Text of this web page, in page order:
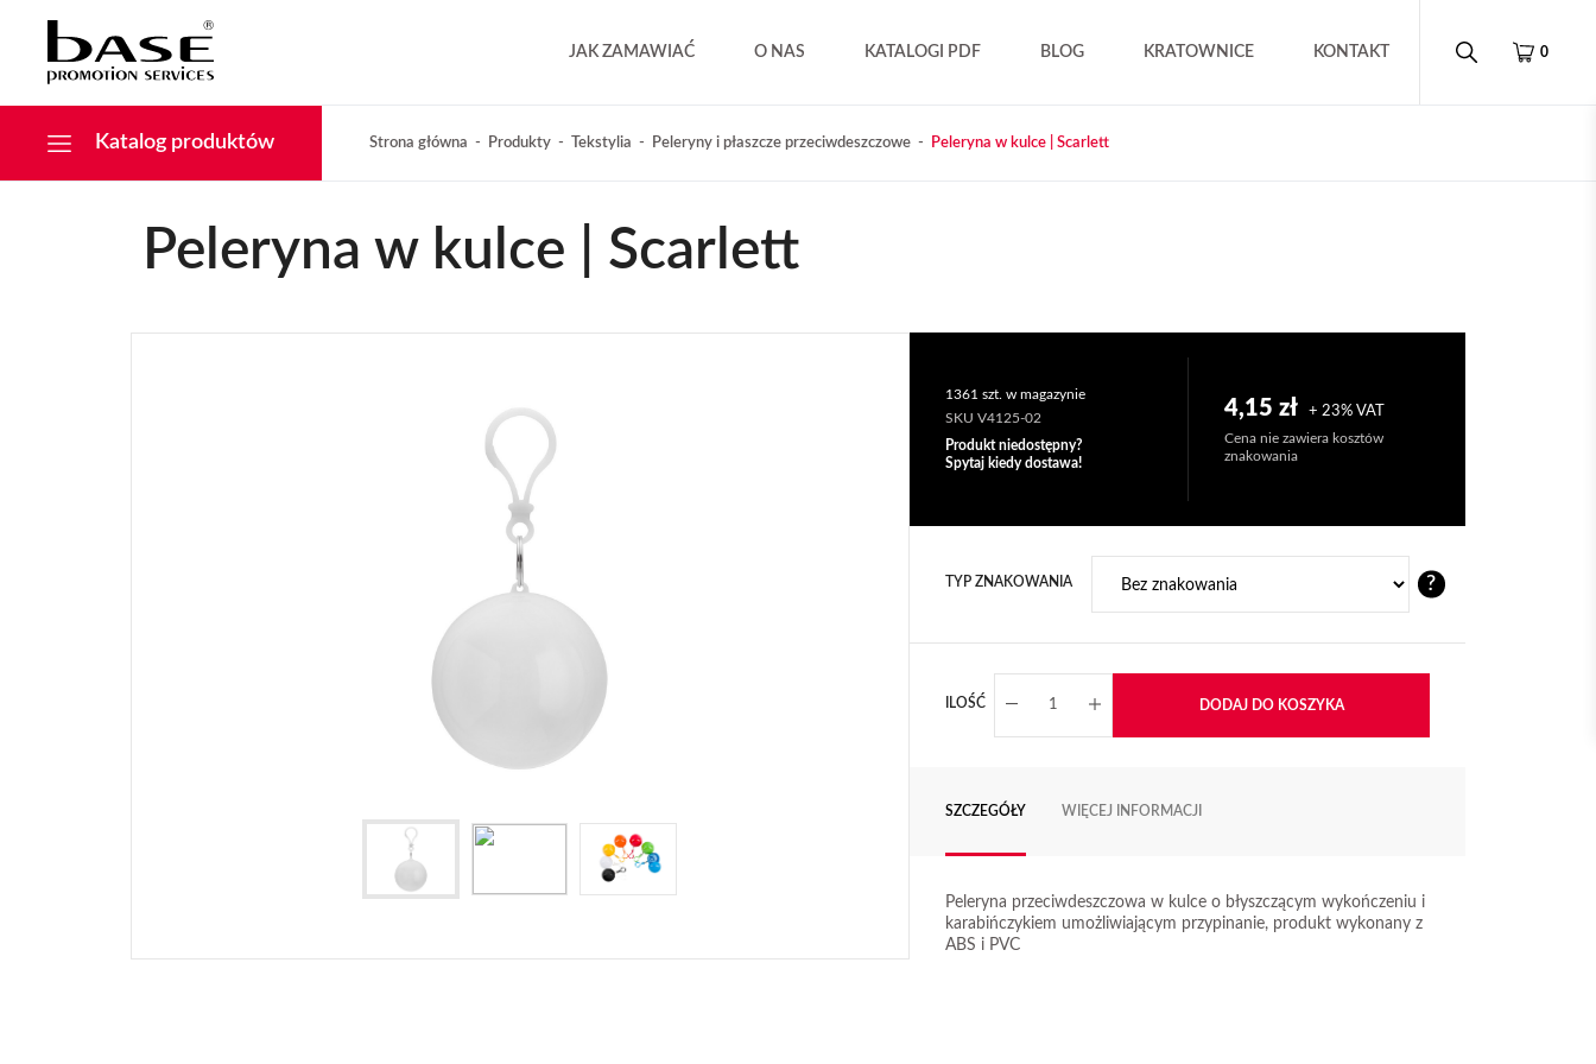
JAK ZAMAWIAĆ O NAS KATALOGI PDF BLOG KRATOWNICE KONTAKT 0
KONTAKT
Katalog produktów
Tekstylia
Drobiazgi, Breloki Strona główna Produkty Tekstylia Peleryny i płaszcze przeciwdeszczowe Peleryna w kulce | Scarlett
Peleryna w kulce | Scarlett
1361 szt. w magazynie
SKU V4125-02
Produkt niedostępny?
Spytaj kiedy dostawa!
4,15 zł + 23% VAT
Cena nie zawiera kosztów
znakowania
TYP ZNAKOWANIA ?
ILOŚĆ DODAJ DO KOSZYKA
SZCZEGÓŁY WIĘCEJ INFORMACJI
Peleryna przeciwdeszczowa w kulce o błyszczącym wykończeniu i
karabińczykiem umożliwiającym przypinanie, produkt wykonany z
ABS i PVC